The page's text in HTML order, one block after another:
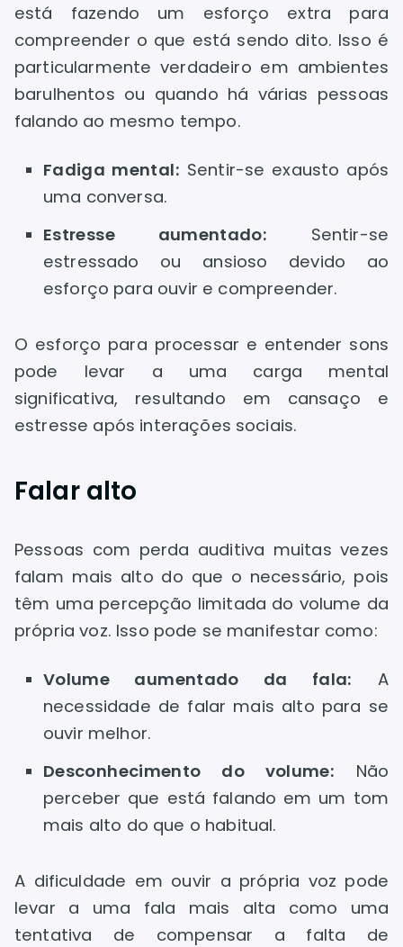
está fazendo um esforço extra para
compreender o que está sendo dito. Isso é
particularmente verdadeiro em ambientes
barulhentos ou quando há várias pessoas
falando ao mesmo tempo.
Fadiga mental: Sentir-se exausto após
uma conversa.
Estresse aumentado: Sentir-se
estressado ou ansioso devido ao
esforço para ouvir e compreender.
O esforço para processar e entender sons
pode levar a uma carga mental
significativa, resultando em cansaço e
estresse após interações sociais.
Falar alto
Pessoas com perda auditiva muitas vezes
falam mais alto do que o necessário, pois
têm uma percepção limitada do volume da
própria voz. Isso pode se manifestar como:
Volume aumentado da fala: A
necessidade de falar mais alto para se
ouvir melhor.
Desconhecimento do volume: Não
perceber que está falando em um tom
mais alto do que o habitual.
A dificuldade em ouvir a própria voz pode
levar a uma fala mais alta como uma
tentativa de compensar a falta de